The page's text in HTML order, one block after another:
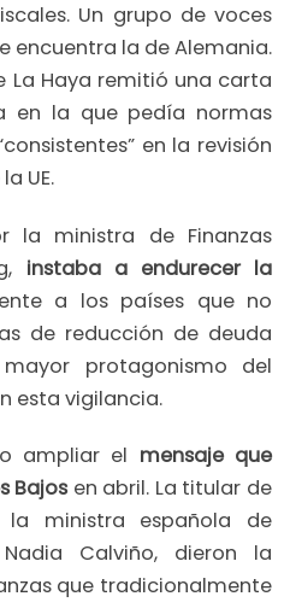
Un grupo de voces
encuentra la de Alemania.
La Haya remitió una carta
en la que pedía normas
en la revisión
UE.
la ministra de Finanzas
instaba a endurecer la
a los países que no
de reducción de deuda
protagonismo del
esta vigilancia.
ampliar el mensaje que
Bajos en abril. La titular de
la ministra española de
Nadia Calviño, dieron la
que tradicionalmente